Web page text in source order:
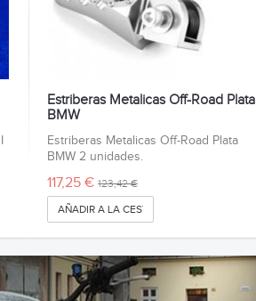
Estriberas Metalicas Off-Road Plata
BMW
Estriberas Metalicas Off-Road Plata
BMW 2 unidades.
117,25 € 123,42 €
AÑADIR A LA CESTA